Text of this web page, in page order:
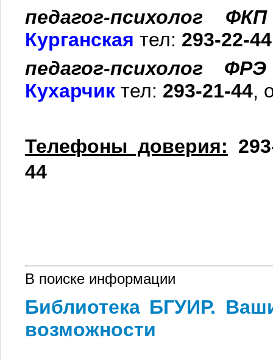
педагог-психолог ФКП
Курганская тел: 293-22-44
педагог-психолог ФРЭ
Кухарчик тел: 293-21-44,
Телефоны доверия:
44
В поиске информации
Библиотека БГУИР.
возможности